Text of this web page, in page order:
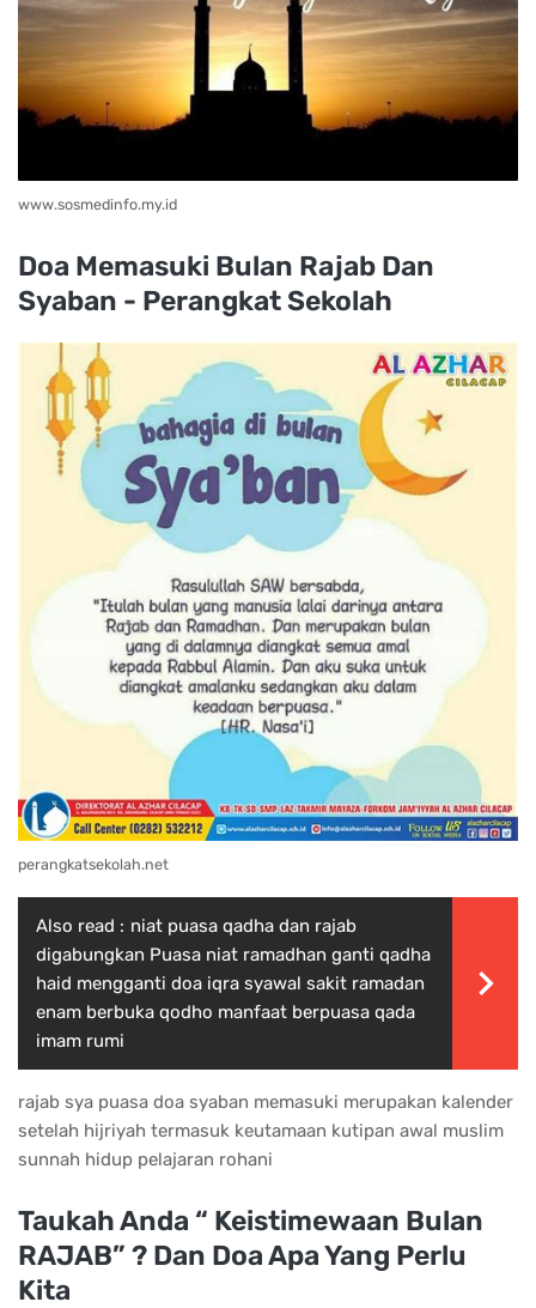
www.sosmedinfo.my.id
Doa Memasuki Bulan Rajab Dan
Syaban - Perangkat Sekolah
perangkatsekolah.net
Also read : niat puasa qadha dan rajab
digabungkan Puasa niat ramadhan ganti qadha
haid mengganti doa iqra syawal sakit ramadan
enam berbuka qodho manfaat berpuasa qada
imam rumi
rajab sya puasa doa syaban memasuki merupakan kalender
setelah hijriyah termasuk keutamaan kutipan awal muslim
sunnah hidup pelajaran rohani
Taukah Anda “ Keistimewaan Bulan
RAJAB” ? Dan Doa Apa Yang Perlu
Kita